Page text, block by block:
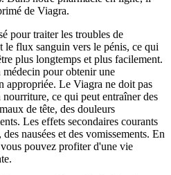
de Viagra.
pour traiter les troubles de
le flux sanguin vers le pénis, ce qui
plus longtemps et plus facilement.
pour obtenir une
appropriée. Le Viagra ne doit pas
ce qui peut entraîner des
de tête, des douleurs
Les effets secondaires courants
nausées et des vomissements. En
pouvez profiter d'une vie